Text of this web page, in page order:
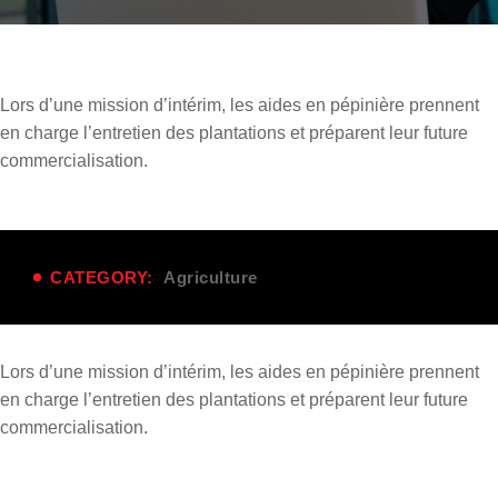
Lors d’une mission d’intérim, les aides en pépinière prennent
en charge l’entretien des plantations et préparent leur future
commercialisation.
CATEGORY: Agriculture
Lors d’une mission d’intérim, les aides en pépinière prennent
en charge l’entretien des plantations et préparent leur future
commercialisation.